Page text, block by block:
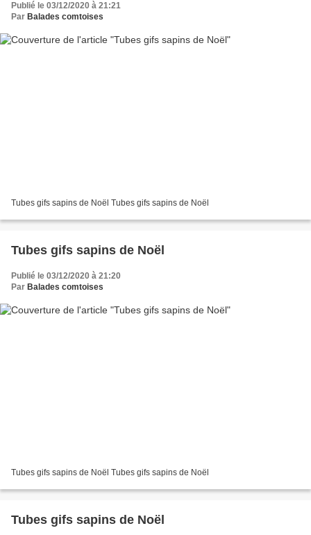
Publié le 03/12/2020 à 21:21
Par Balades comtoises
Tubes gifs sapins de Noël Tubes gifs sapins de Noël
Tubes gifs sapins de Noël
Publié le 03/12/2020 à 21:20
Par Balades comtoises
Tubes gifs sapins de Noël Tubes gifs sapins de Noël
Tubes gifs sapins de Noël